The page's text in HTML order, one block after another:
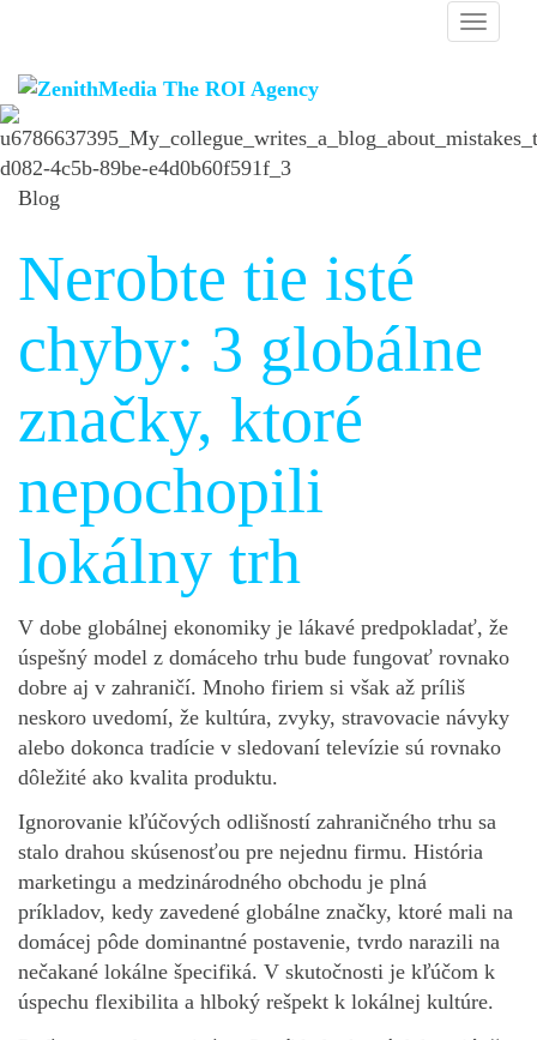
Blog
Nerobte tie isté
chyby: 3 globálne
značky, ktoré
nepochopili
lokálny trh
V dobe globálnej ekonomiky je lákavé predpokladať, že
úspešný model z domáceho trhu bude fungovať rovnako
dobre aj v zahraničí. Mnoho firiem si však až príliš
neskoro uvedomí, že kultúra, zvyky, stravovacie návyky
alebo dokonca tradície v sledovaní televízie sú rovnako
dôležité ako kvalita produktu.
Ignorovanie kľúčových odlišností zahraničného trhu sa
stalo drahou skúsenosťou pre nejednu firmu. História
marketingu a medzinárodného obchodu je plná
príkladov, kedy zavedené globálne značky, ktoré mali na
domácej pôde dominantné postavenie, tvrdo narazili na
nečakané lokálne špecifiká. V skutočnosti je kľúčom k
úspechu flexibilita a hlboký rešpekt k lokálnej kultúre.